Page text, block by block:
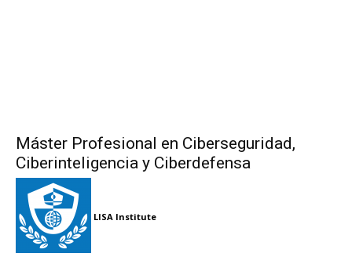
Máster Profesional en Ciberseguridad,
Ciberinteligencia y Ciberdefensa
LISA Institute